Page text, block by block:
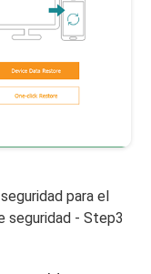
para el
seguridad - Step3